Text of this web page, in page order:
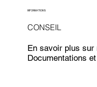
CONSEIL
INFORMATIONS
En savoir plus sur
Documentations